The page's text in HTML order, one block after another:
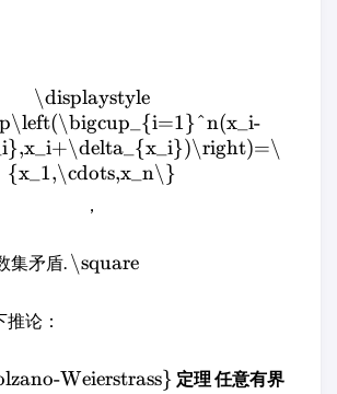
\displaystyle
{x_1,\cdots,x_n\}
，
集矛盾. \square
论：
Weierstrass} 定理 任意有界